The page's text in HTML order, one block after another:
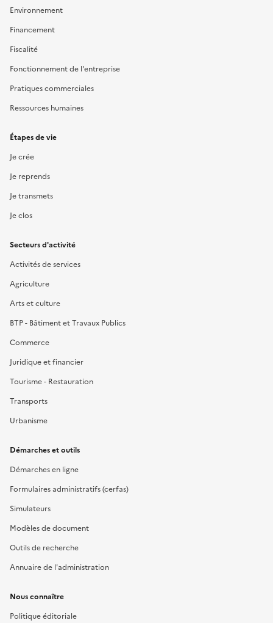
Environnement
Financement
Fiscalité
Fonctionnement de l'entreprise
Pratiques commerciales
Ressources humaines
Étapes de vie
Je crée
Je reprends
Je transmets
Je clos
Secteurs d'activité
Activités de services
Agriculture
Arts et culture
BTP - Bâtiment et Travaux Publics
Commerce
Juridique et financier
Tourisme - Restauration
Transports
Urbanisme
Démarches et outils
Démarches en ligne
Formulaires administratifs (cerfas)
Simulateurs
Modèles de document
Outils de recherche
Annuaire de l'administration
Nous connaître
Politique éditoriale